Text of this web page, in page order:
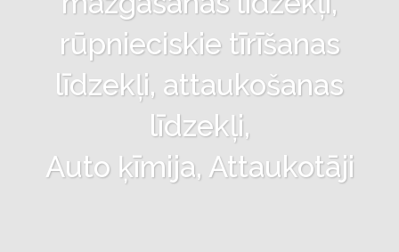
rūpnieciskie tīrīšanas
līdzekļi, attaukošanas
līdzekļi,
Auto ķīmija, Attaukotāji